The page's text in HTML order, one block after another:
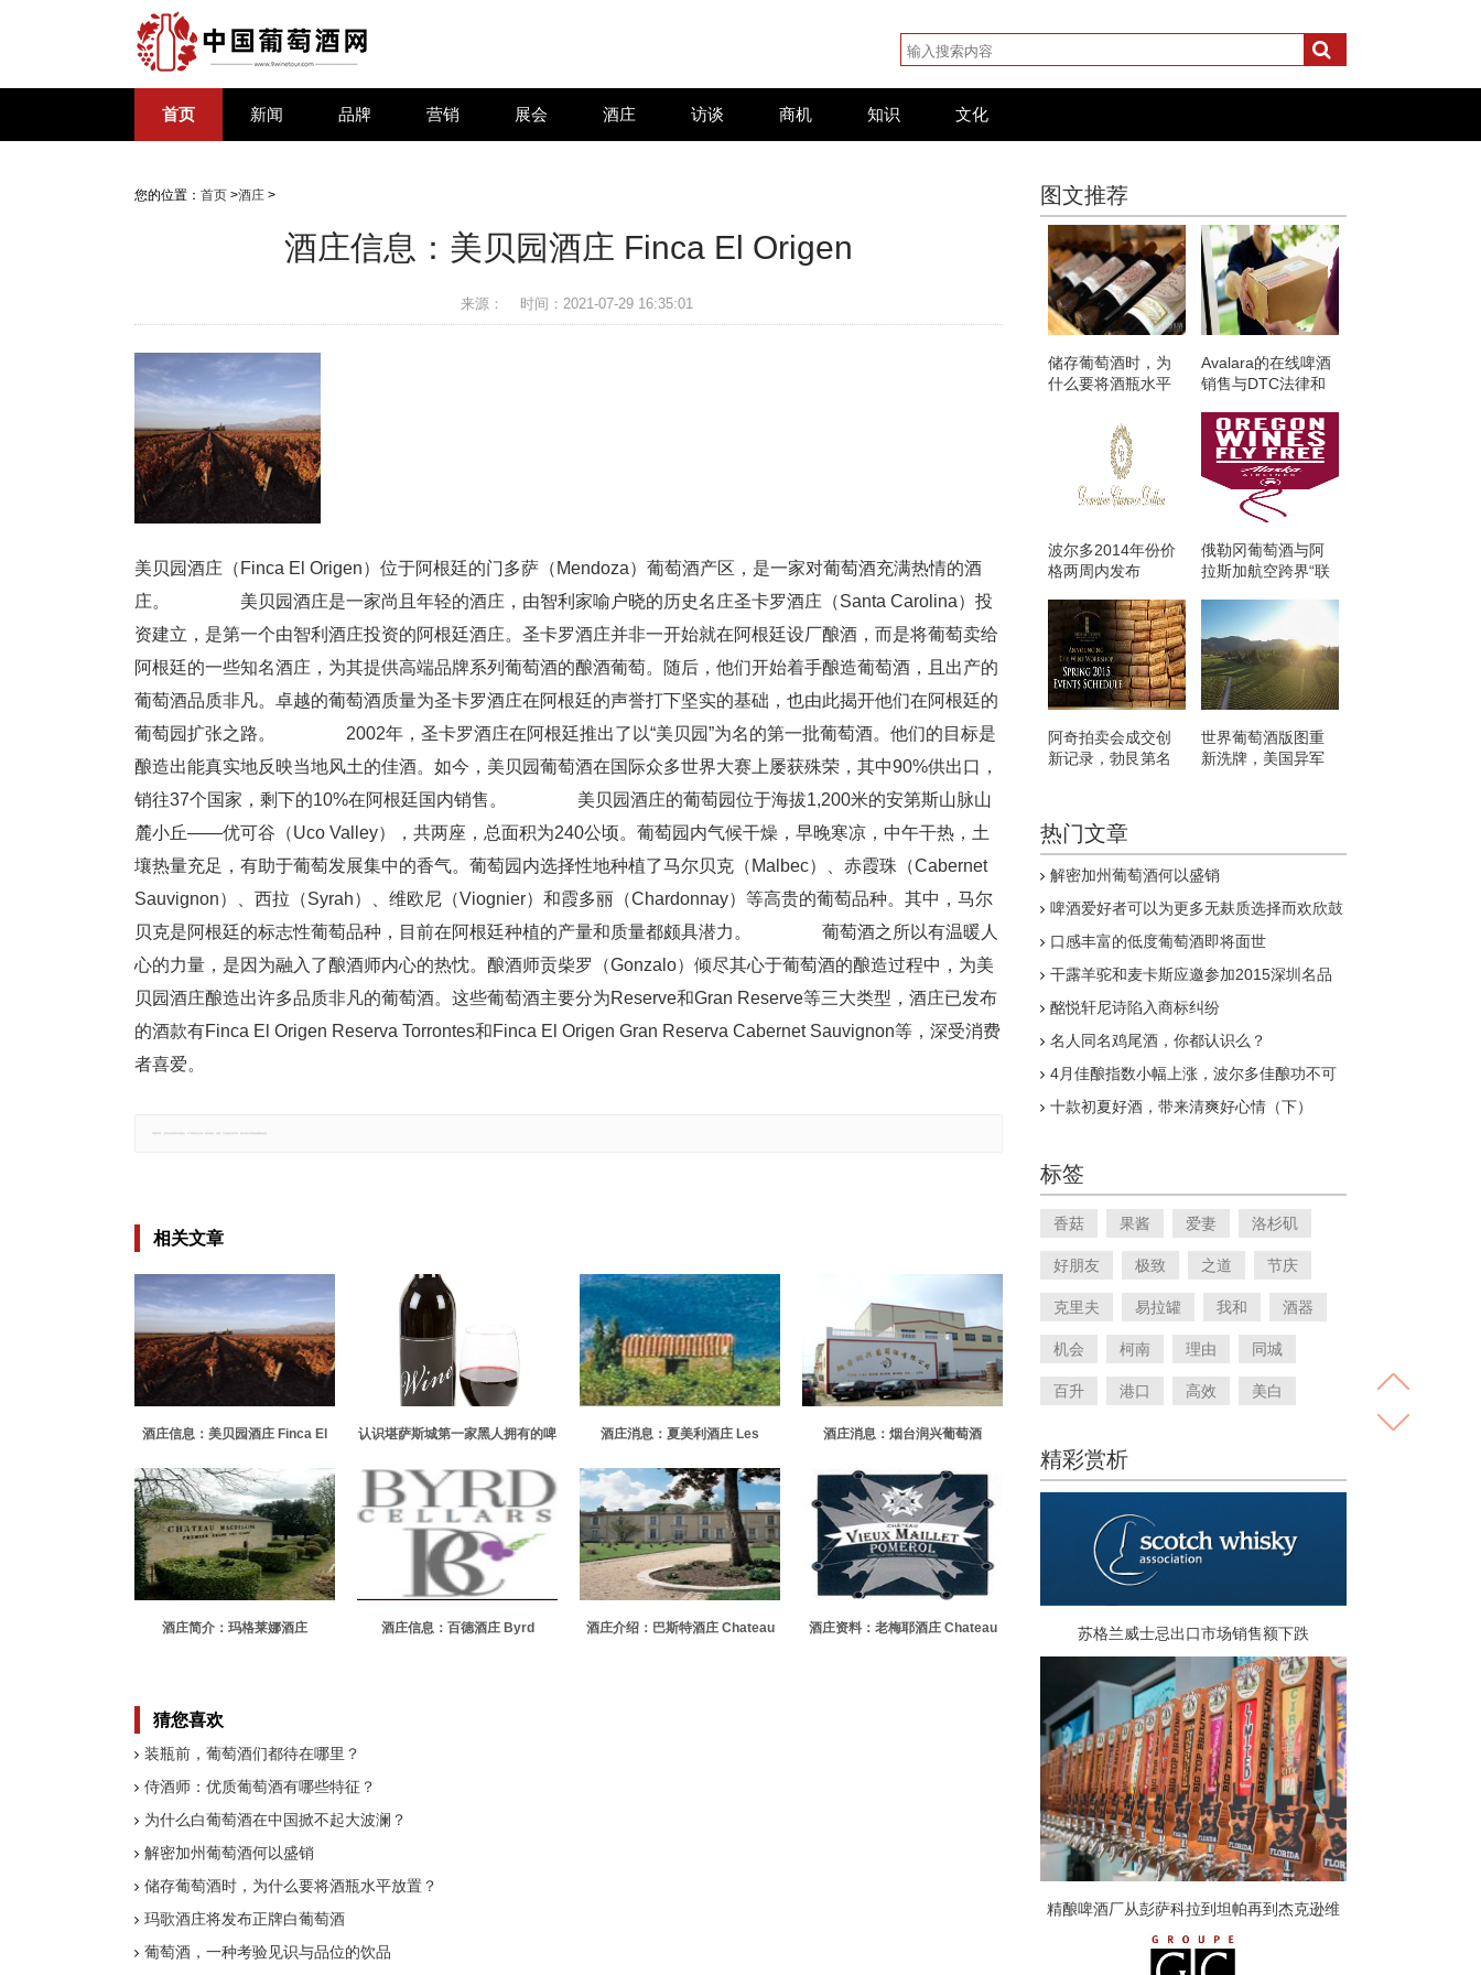
首页 新闻 品牌 营销 展会 酒庄 访谈 商机 知识 文化
您的位置： 首页 >酒庄 >
酒庄信息：美贝园酒庄 Finca El Origen
来源： 时间：2021-07-29 16:35:01
美贝园酒庄（Finca El Origen）位于阿根廷的门多萨（Mendoza）葡萄酒产区，是一家对葡萄酒充满热情的酒
庄。 美贝园酒庄是一家尚且年轻的酒庄，由智利家喻户晓的历史名庄圣卡罗酒庄（Santa Carolina）投
资建立，是第一个由智利酒庄投资的阿根廷酒庄。圣卡罗酒庄并非一开始就在阿根廷设厂酿酒，而是将葡萄卖给
阿根廷的一些知名酒庄，为其提供高端品牌系列葡萄酒的酿酒葡萄。随后，他们开始着手酿造葡萄酒，且出产的
葡萄酒品质非凡。卓越的葡萄酒质量为圣卡罗酒庄在阿根廷的声誉打下坚实的基础，也由此揭开他们在阿根廷的
葡萄园扩张之路。 2002年，圣卡罗酒庄在阿根廷推出了以“美贝园”为名的第一批葡萄酒。他们的目标是
酿造出能真实地反映当地风土的佳酒。如今，美贝园葡萄酒在国际众多世界大赛上屡获殊荣，其中90%供出口，
销往37个国家，剩下的10%在阿根廷国内销售。 美贝园酒庄的葡萄园位于海拔1,200米的安第斯山脉山
麓小丘——优可谷（Uco Valley），共两座，总面积为240公顷。葡萄园内气候干燥，早晚寒凉，中午干热，土
壤热量充足，有助于葡萄发展集中的香气。葡萄园内选择性地种植了马尔贝克（Malbec）、赤霞珠（Cabernet
Sauvignon）、西拉（Syrah）、维欧尼（Viognier）和霞多丽（Chardonnay）等高贵的葡萄品种。其中，马尔
贝克是阿根廷的标志性葡萄品种，目前在阿根廷种植的产量和质量都颇具潜力。 葡萄酒之所以有温暖人
心的力量，是因为融入了酿酒师内心的热忱。酿酒师贡柴罗（Gonzalo）倾尽其心于葡萄酒的酿造过程中，为美
贝园酒庄酿造出许多品质非凡的葡萄酒。这些葡萄酒主要分为Reserve和Gran Reserve等三大类型，酒庄已发布
的酒款有Finca El Origen Reserva Torrontes和Finca El Origen Gran Reserva Cabernet Sauvignon等，深受消费
者喜爱。
相关文章
酒庄信息：美贝园酒庄 Finca El
认识堪萨斯城第一家黑人拥有的啤
酒庄消息：夏美利酒庄 Les
酒庄消息：烟台润兴葡萄酒
酒庄简介：玛格莱娜酒庄
酒庄信息：百德酒庄 Byrd
酒庄介绍：巴斯特酒庄 Chateau
酒庄资料：老梅耶酒庄 Chateau
猜您喜欢
装瓶前，葡萄酒们都待在哪里？
侍酒师：优质葡萄酒有哪些特征？
为什么白葡萄酒在中国掀不起大波澜？
解密加州葡萄酒何以盛销
储存葡萄酒时，为什么要将酒瓶水平放置？
玛歌酒庄将发布正牌白葡萄酒
葡萄酒，一种考验见识与品位的饮品
图文推荐
储存葡萄酒时，为
什么要将酒瓶水平
Avalara的在线啤酒
销售与DTC法律和
波尔多2014年份价
格两周内发布
俄勒冈葡萄酒与阿
拉斯加航空跨界“联
阿奇拍卖会成交创
新记录，勃艮第名
世界葡萄酒版图重
新洗牌，美国异军
热门文章
解密加州葡萄酒何以盛销
啤酒爱好者可以为更多无麸质选择而欢欣鼓
口感丰富的低度葡萄酒即将面世
干露羊驼和麦卡斯应邀参加2015深圳名品
酩悦轩尼诗陷入商标纠纷
名人同名鸡尾酒，你都认识么？
4月佳酿指数小幅上涨，波尔多佳酿功不可
十款初夏好酒，带来清爽好心情（下）
标签
香菇 果酱 爱妻 洛杉矶
好朋友 极致 之道 节庆
克里夫 易拉罐 我和 酒器
机会 柯南 理由 同城
百升 港口 高效 美白
精彩赏析
苏格兰威士忌出口市场销售额下跌
精酿啤酒厂从彭萨科拉到坦帕再到杰克逊维